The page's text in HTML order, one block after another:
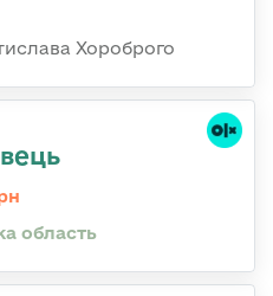
Хороброго
область